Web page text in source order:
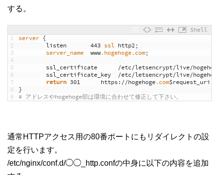
する。
Shell
1
2
3
4
5
6
7
8
9
server {
listen
443 ssl http2;
server_name www.hogehoge.com;
ssl_certificate
/etc/letsencrypt/live/
ssl_certificate_key
/etc/letsencrypt/live/
return 301 https://hogehoge.com$request_uri
}
# アドレスやhogehoge部は環境に合わせて修正して下さい。
通常HTTPアクセス用の80番ポートにもリダイレクトの設
定を行います。
/etc/nginx/conf.d/◯◯_http.confの中身に以下の内容を追加